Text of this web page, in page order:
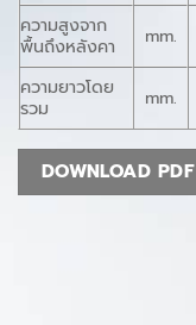
ความสูงจาก
พื้นถึงหลังคา
mm.
ความยาวโดย
รวม
mm.
DOWNLOAD PDF